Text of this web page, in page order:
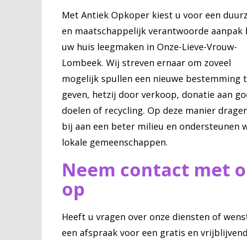
Met Antiek Opkoper kiest u voor een
en maatschappelijk verantwoorde aanpak
uw huis leegmaken in Onze-Lieve-Vrouw-
Lombeek. Wij streven ernaar om zoveel
mogelijk spullen een nieuwe bestemming
geven, hetzij door verkoop, donatie aan
doelen of recycling. Op deze manier
bij aan een beter milieu en ondersteunen
lokale gemeenschappen.
Neem contact met
op
Heeft u vragen over onze diensten of
een afspraak voor een gratis en